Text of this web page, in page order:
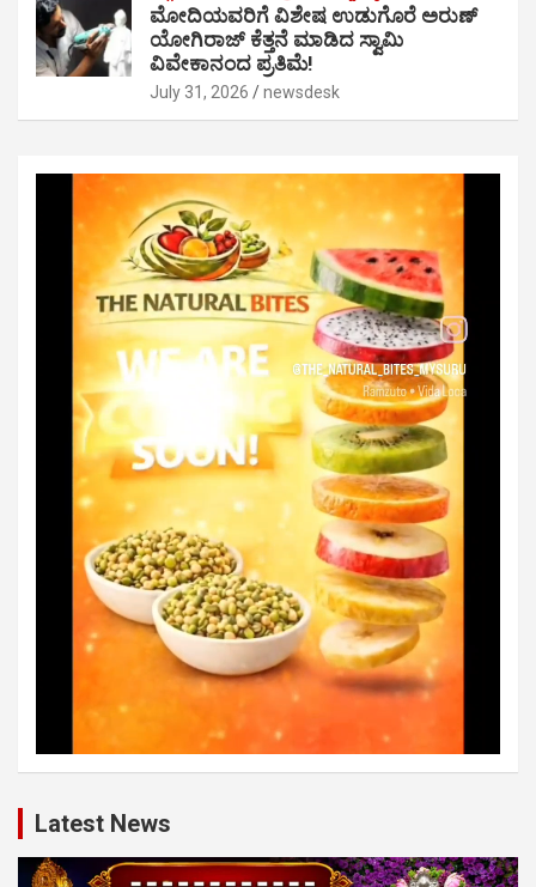
ಮೋದಿಯವರಿಗೆ ವಿಶೇಷ ಉಡುಗೊರೆ ಅರುಣ್
ಯೋಗಿರಾಜ್ ಕೆತ್ತನೆ ಮಾಡಿದ ಸ್ವಾಮಿ
ವಿವೇಕಾನಂದ ಪ್ರತಿಮೆ!
July 31, 2026 newsdesk
Latest News